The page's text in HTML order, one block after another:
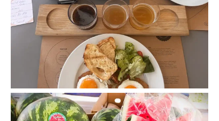
22 сорта пива, мидии и вид на море: сколько стоит
отдых в пабе на «Ланжероне»
2